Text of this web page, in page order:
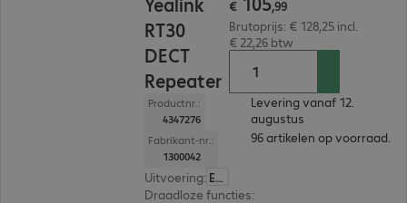
RT30
DECT
Repeater
Productnr.:
4347276
Fabrikant-nr.:
1300042
Uitvoering: Europa
Draadloze functies:
€ ,99
Brutoprijs: € 128,25 incl.
€ 22,26 btw
Levering vanaf 12.
augustus
96 artikelen op voorraad.